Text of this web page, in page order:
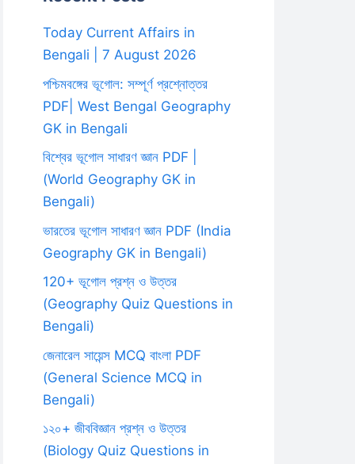
Today Current Affairs in
Bengali | 7 August 2026
পশ্চিমবঙ্গের ভূগোল: সম্পূর্ণ প্রশ্নোত্তর
PDF| West Bengal Geography
GK in Bengali
বিশ্বের ভূগোল সাধারণ জ্ঞান PDF |
(World Geography GK in
Bengali)
ভারতের ভূগোল সাধারণ জ্ঞান PDF (India
Geography GK in Bengali)
120+ ভূগোল প্রশ্ন ও উত্তর
(Geography Quiz Questions in
Bengali)
জেনারেল সায়েন্স MCQ বাংলা PDF
(General Science MCQ in
Bengali)
১২০+ জীববিজ্ঞান প্রশ্ন ও উত্তর
(Biology Quiz Questions in